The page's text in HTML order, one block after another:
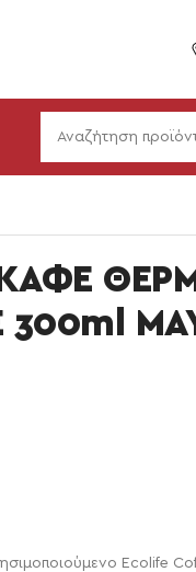
300ml
Ecolife